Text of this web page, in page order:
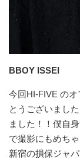
BBOY ISSEI
今回HI-FIVE の
とうございまし
ました！！僕自
で撮影にもめち
新宿の損保ジャ